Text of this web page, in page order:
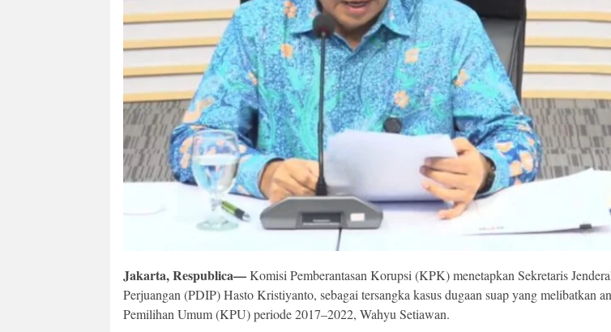
Jakarta, Respublica—Komisi Pemberantasan Korupsi (KPK) menetapkan Sekretaris
Perjuangan (PDIP) Hasto Kristiyanto, sebagai tersangka kasus dugaan suap yang melibatkan
Pemilihan Umum (KPU) periode 2017–2022, Wahyu Setiawan.